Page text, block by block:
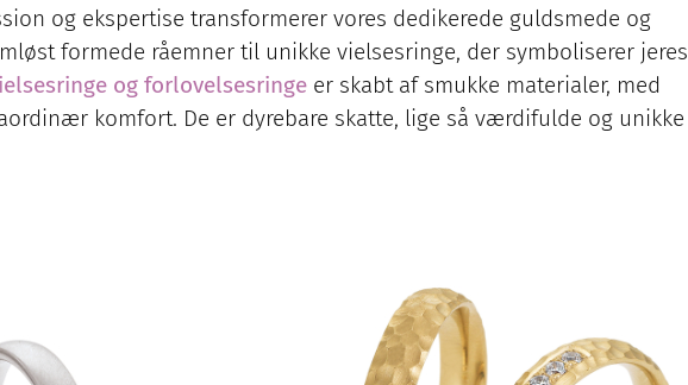
og ekspertise transformerer vores dedikerede guldsmede og
formede råemner til unikke vielsesringe, der symboliserer jeres
og forlovelsesringe er skabt af smukke materialer, med
komfort. De er dyrebare skatte, lige så værdifulde og unikke